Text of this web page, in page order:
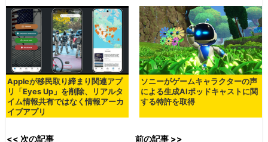
Appleが移民取り締まり関連アプ
リ「Eyes Up」を削除、リアルタ
イム情報共有ではなく情報アーカ
イブアプリ
ソニーがゲームキャラクターの声
による生成AIポッドキャストに関
する特許を取得
<< 次の記事 前の記事 >>